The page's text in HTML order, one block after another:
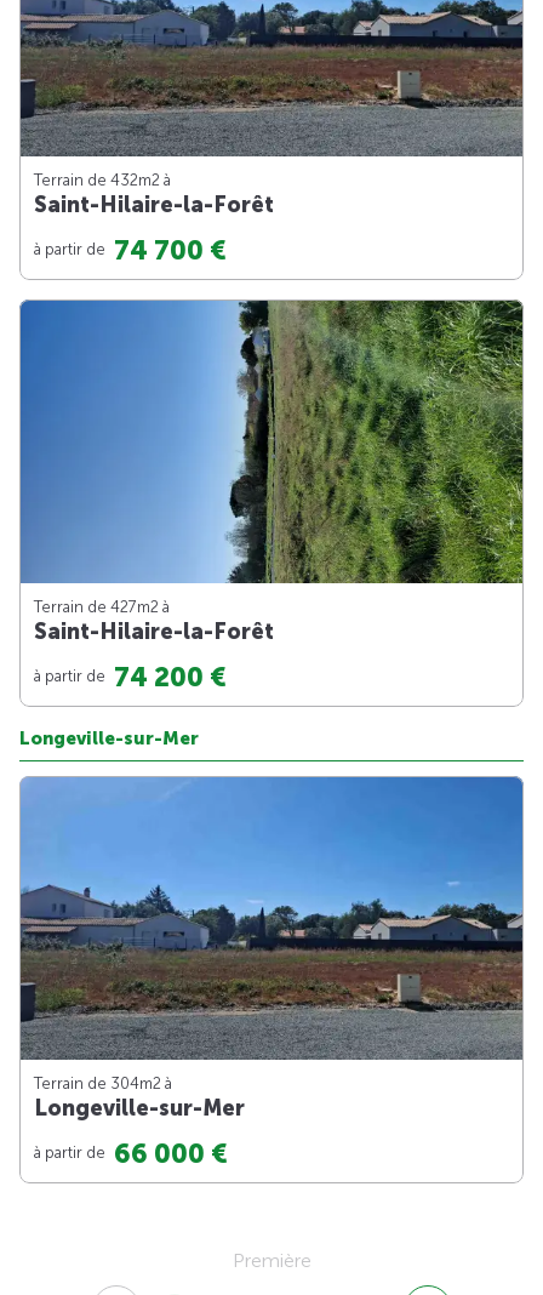
Terrain de 432m2 à
Saint-Hilaire-la-Forêt
à partir de 74 700 €
Terrain de 427m2 à
Saint-Hilaire-la-Forêt
à partir de 74 200 €
Longeville-sur-Mer
Terrain de 304m2 à
Longeville-sur-Mer
à partir de 66 000 €
Première